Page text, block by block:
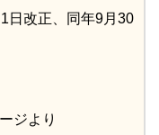
日改正、同年9月30
ジより